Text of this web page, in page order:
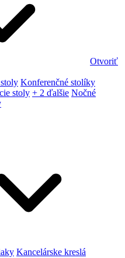
Otvoriť
Konferenčné stolíky
stoly + 2 ďalšie Nočné
Kancelárske kreslá